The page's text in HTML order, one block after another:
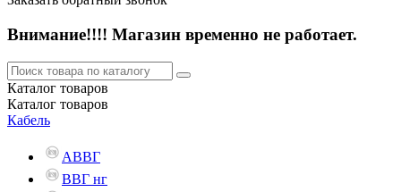
Внимание!!!! Магазин временно не работает.
Каталог товаров
Каталог товаров
Кабель
АВВГ
ВВГ нг